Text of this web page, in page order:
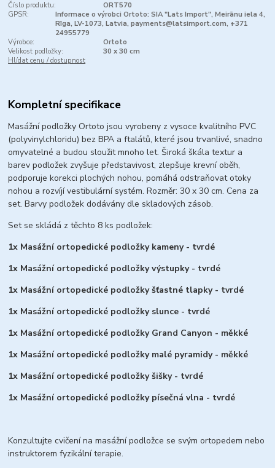
Číslo produktu:
ORT570
GPSR:
Informace o výrobci Ortoto: SIA "Lats Import", Meirānu iela 4,
Rīga, LV-1073, Latvia, payments@latsimport.com, +371
24955779
Výrobce:
Ortoto
Velikost podložky:
30 x 30 cm
Hlídat cenu / dostupnost
Kompletní specifikace
Masážní podložky Ortoto jsou vyrobeny z vysoce kvalitního PVC
(polyvinylchloridu) bez BPA a ftalátů, které jsou trvanlivé, snadno
omyvatelné a budou sloužit mnoho let. Široká škála textur a
barev podložek zvyšuje představivost, zlepšuje krevní oběh,
podporuje korekci plochých nohou, pomáhá odstraňovat otoky
nohou a rozvíjí vestibulární systém. Rozměr: 30 x 30 cm.Cena za
set. Barvy podložek dodávány dle skladových zásob.
Set se skládá z těchto 8 ks podložek:
1x Masážní ortopedické podložky kameny - tvrdé
1x Masážní ortopedické podložky výstupky - tvrdé
1x Masážní ortopedické podložky šťastné tlapky - tvrdé
1x Masážní ortopedické podložky slunce - tvrdé
1x Masážní ortopedické podložky Grand Canyon - měkké
1x Masážní ortopedické podložky malé pyramidy - měkké
1x Masážní ortopedické podložky šišky - tvrdé
1x Masážní ortopedické podložky písečná vlna - tvrdé
Konzultujte cvičení na masážní podložce se svým ortopedem nebo
instruktorem fyzikální terapie.